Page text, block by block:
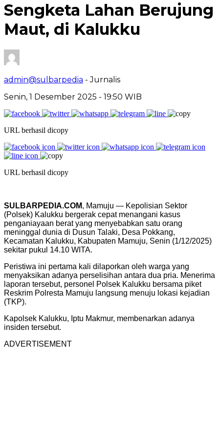
Sengketa Lahan Berujung
Maut, di Kalukku
admin@sulbarpedia - Jurnalis
Senin, 1 Desember 2025 - 19:50 WIB
URL berhasil dicopy
URL berhasil dicopy
SULBARPEDIA.COM, Mamuju — Kepolisian Sektor
(Polsek) Kalukku bergerak cepat menangani kasus
penganiayaan berat yang menyebabkan satu orang
meninggal dunia di Dusun Talaki, Desa Pokkang,
Kecamatan Kalukku, Kabupaten Mamuju, Senin (1/12/2025)
sekitar pukul 14.10 WITA.
Peristiwa ini pertama kali dilaporkan oleh warga yang
menyaksikan adanya perselisihan antara dua pria. Menerima
laporan tersebut, personel Polsek Kalukku bersama piket
Reskrim Polresta Mamuju langsung menuju lokasi kejadian
(TKP).
Kapolsek Kalukku, Iptu Makmur, membenarkan adanya
insiden tersebut.
ADVERTISEMENT